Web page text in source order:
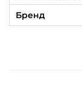
Бренд